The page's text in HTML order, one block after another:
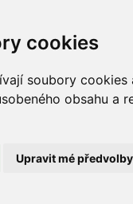
cookies
soubory
obsahu a
Upravit mé předvolby
JADO